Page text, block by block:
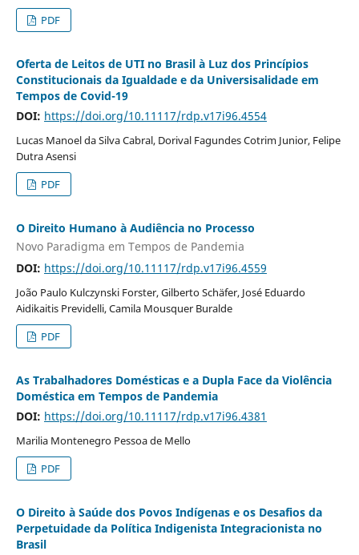
PDF
Oferta de Leitos de UTI no Brasil à Luz dos Princípios
Constitucionais da Igualdade e da Universisalidade em
Tempos de Covid-19
DOI: https://doi.org/10.11117/rdp.v17i96.4554
Lucas Manoel da Silva Cabral, Dorival Fagundes Cotrim Junior, Felipe
Dutra Asensi
PDF
O Direito Humano à Audiência no Processo
Novo Paradigma em Tempos de Pandemia
DOI: https://doi.org/10.11117/rdp.v17i96.4559
João Paulo Kulczynski Forster, Gilberto Schäfer, José Eduardo
Aidikaitis Previdelli, Camila Mousquer Buralde
PDF
As Trabalhadores Domésticas e a Dupla Face da Violência
Doméstica em Tempos de Pandemia
DOI: https://doi.org/10.11117/rdp.v17i96.4381
Marilia Montenegro Pessoa de Mello
PDF
O Direito à Saúde dos Povos Indígenas e os Desafios da
Perpetuidade da Política Indigenista Integracionista no
Brasil